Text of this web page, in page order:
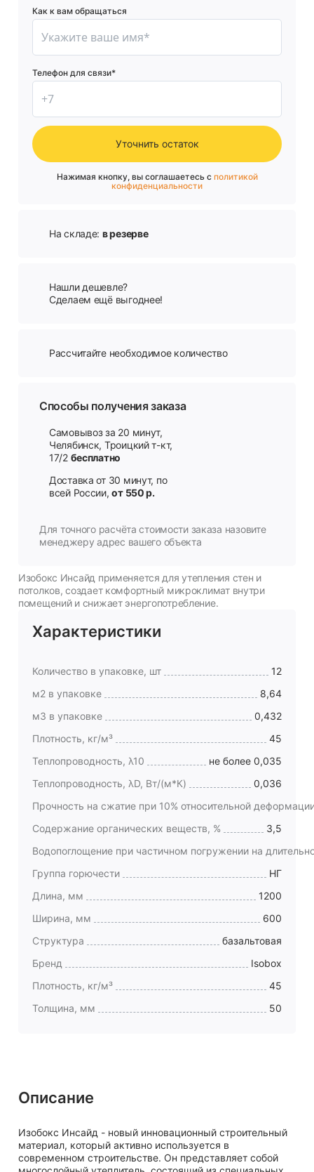
Как к вам обращаться
Телефон для связи*
Уточнить остаток
Нажимая кнопку, вы соглашаетесь с политикой
конфиденциальности
На складе: в резерве
Нашли дешевле?
Сделаем ещё выгоднее!
Рассчитайте необходимое количество
Способы получения заказа
Самовывоз за 20 минут,
Челябинск, Троицкий т-кт,
17/2 бесплатно
Доставка от 30 минут, по
всей России,от 550 р.
Для точного расчёта стоимости заказа назовите
менеджеру адрес вашего объекта
Изобокс Инсайд применяется для утепления стен и
потолков, создает комфортный микроклимат внутри
помещений и снижает энергопотребление.
Характеристики
Количество в упаковке, шт
12
м2 в упаковке
8,64
м3 в упаковке
0,432
Плотность, кг/м³
45
Теплопроводность, λ10
не более 0,035
Теплопроводность, λD, Вт/(м*К)
0,036
Прочность на сжатие при 10% относительной
Содержание органических веществ, %
3,5
Водопоглощение при частичном погружении на
Группа горючести
НГ
Длина, мм
1200
Ширина, мм
600
Структура
базальтовая
Бренд
Isobox
Плотность, кг/м³
45
Толщина, мм
50
Описание
Изобокс Инсайд - новый инновационный строительный
материал, который активно используется в
современном строительстве. Он представляет собой